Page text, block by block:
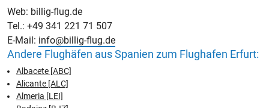
Web: billig-flug.de
Tel.: +49 341 221 71 507
E-Mail: info@billig-flug.de
Andere Flughäfen aus Spanien zum Flughafen Erfurt:
Albacete [ABC]
Alicante [ALC]
Almeria [LEI]